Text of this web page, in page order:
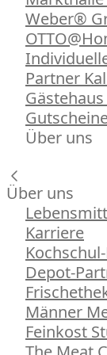
Weber®
Partner
Über uns
Über uns
Karriere
Depot-
Männer
Feinkost